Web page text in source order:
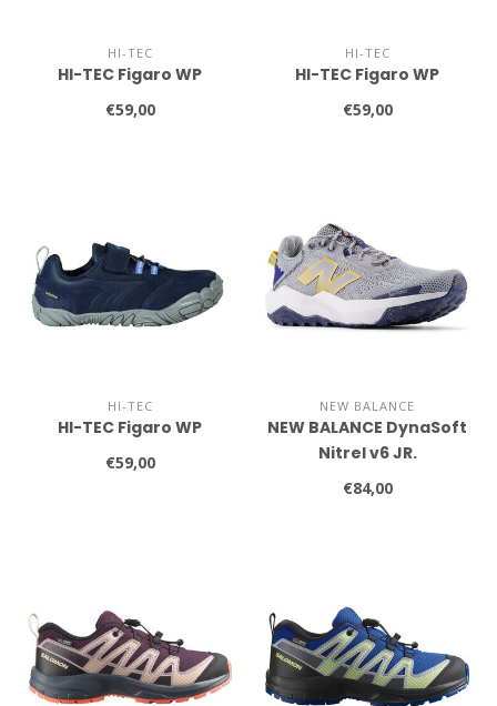
HI-TEC
HI-TEC Figaro WP
€59,00
HI-TEC
HI-TEC Figaro WP
€59,00
HI-TEC
HI-TEC Figaro WP
€59,00
NEW BALANCE
NEW BALANCE DynaSoft
Nitrel v6 JR.
€84,00